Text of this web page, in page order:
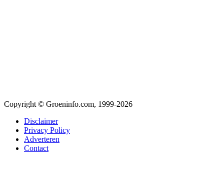
Copyright © Groeninfo.com, 1999-2026
Disclaimer
Privacy Policy
Adverteren
Contact